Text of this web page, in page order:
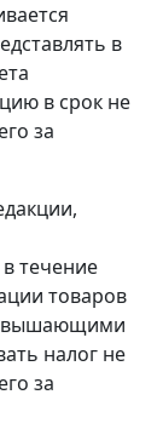
в
в срок не
за
течение
товаров
налог не
за